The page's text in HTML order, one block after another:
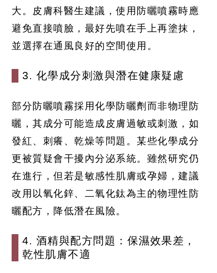
大。皮膚科醫生建議，使用防曬噴霧時應
避免直接噴臉，最好先噴在手上再塗抹，
並選擇在通風良好的空間使用。
3. 化學成分刺激與潛在健康疑慮
部分防曬噴霧採用化學防曬劑而非物理防
曬，其成分可能造成皮膚過敏或刺激，如
發紅、刺癢、乾燥等問題。某些化學成分
更被質疑會干擾內分泌系統。雖然研究仍
在進行，但若是敏感性肌膚或孕婦，建議
改用以氧化鋅、二氧化鈦為主的物理性防
曬配方，降低潛在風險。
4. 酒精與配方問題：保濕效果差，
乾性肌膚不適